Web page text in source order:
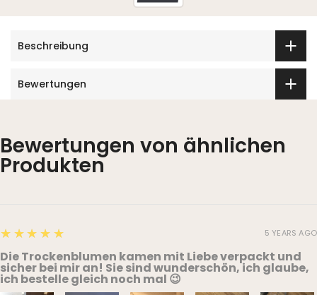
Beschreibung
Bewertungen
Bewertungen von ähnlichen
Produkten
5
★★★★★
Die Trockenblumen kamen mit Liebe verpackt und
sicher bei mir an! Sie sind wunderschön, ich glaube,
ich bestelle gleich noch mal 😉
5 YEARS AGO